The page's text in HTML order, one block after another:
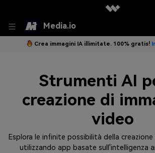
Media.io
Crea immagini IA illimitate. 100% gratis!
Strumenti AI
creazione di
video
Esplora le infinite possibilità della creazione
utilizzando app basate sull'intelligenza